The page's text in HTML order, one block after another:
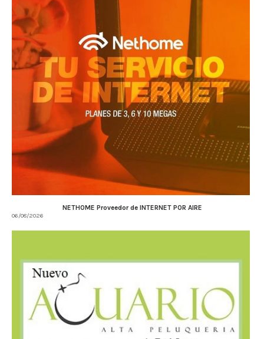
NETHOME Proveedor de INTERNET POR AIRE
06/08/2026